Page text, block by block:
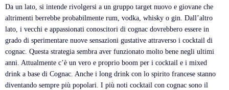
Da un lato, si intende rivolgersi a un gruppo target nuovo e giovane che
altrimenti berrebbe probabilmente rum, vodka, whisky o gin. Dall’altro
lato, i vecchi e appassionati conoscitori di cognac dovrebbero essere in
grado di sperimentare nuove sensazioni gustative attraverso i cocktail di
cognac. Questa strategia sembra aver funzionato molto bene negli ultimi
anni. Attualmente c’è un vero e proprio boom per i cocktail e i mixed
drink a base di Cognac. Anche i long drink con lo spirito francese stanno
diventando sempre più popolari. I più noti cocktail con cognac sono il